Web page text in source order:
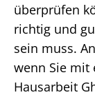
überprüfen
richtig und
sein muss.
wenn Sie mit
Hausarbeit